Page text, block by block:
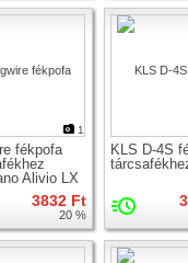
1
fékpofa
Alivio LX
3832 Ft
20 %
KLS D-4S